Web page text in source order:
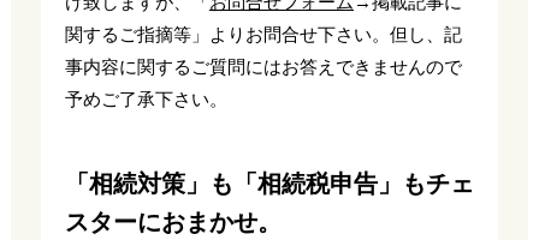
関するご指摘等」よりお問合せ下さい。但し、記
事内容に関するご質問にはお答えできませんので
予めご了承下さい。
「相続対策」も「相続税申告」もチェ
スターにおまかせ。